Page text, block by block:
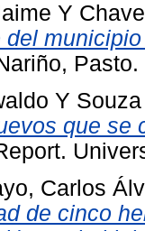
Y
Pasto.
Y
que se
Carlos
de cinco